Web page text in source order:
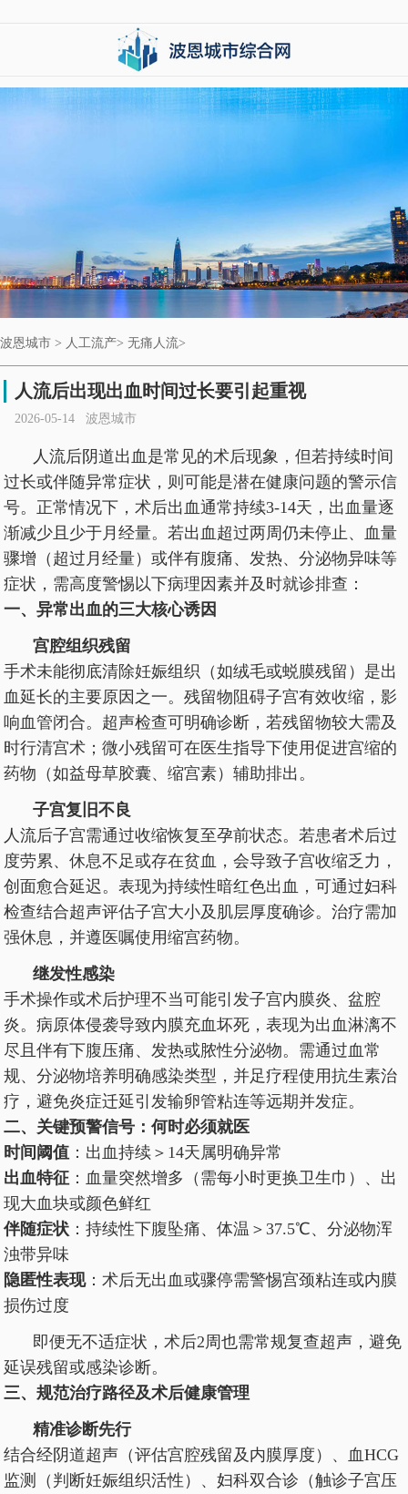
波恩城市 > 人工流产> 无痛人流>
人流后出现出血时间过长要引起重视
2026-05-14 波恩城市
人流后阴道出血是常见的术后现象，但若持续时间
过长或伴随异常症状，则可能是潜在健康问题的警示信
号。正常情况下，术后出血通常持续3-14天，出血量逐
渐减少且少于月经量。若出血超过两周仍未停止、血量
骤增（超过月经量）或伴有腹痛、发热、分泌物异味等
症状，需高度警惕以下病理因素并及时就诊排查：
一、异常出血的三大核心诱因
宫腔组织残留
手术未能彻底清除妊娠组织（如绒毛或蜕膜残留）是出
血延长的主要原因之一。残留物阻碍子宫有效收缩，影
响血管闭合。超声检查可明确诊断，若残留物较大需及
时行清宫术；微小残留可在医生指导下使用促进宫缩的
药物（如益母草胶囊、缩宫素）辅助排出。
子宫复旧不良
人流后子宫需通过收缩恢复至孕前状态。若患者术后过
度劳累、休息不足或存在贫血，会导致子宫收缩乏力，
创面愈合延迟。表现为持续性暗红色出血，可通过妇科
检查结合超声评估子宫大小及肌层厚度确诊。治疗需加
强休息，并遵医嘱使用缩宫药物。
继发性感染
手术操作或术后护理不当可能引发子宫内膜炎、盆腔
炎。病原体侵袭导致内膜充血坏死，表现为出血淋漓不
尽且伴有下腹压痛、发热或脓性分泌物。需通过血常
规、分泌物培养明确感染类型，并足疗程使用抗生素治
疗，避免炎症迁延引发输卵管粘连等远期并发症。
二、关键预警信号：何时必须就医
时间阈值 ：出血持续＞14天属明确异常
出血特征 ：血量突然增多（需每小时更换卫生巾）、出
现大血块或颜色鲜红
伴随症状 ：持续性下腹坠痛、体温＞37.5℃、分泌物浑
浊带异味
隐匿性表现：术后无出血或骤停需警惕宫颈粘连或内膜
损伤过度
即便无不适症状，术后2周也需常规复查超声，避免
延误残留或感染诊断。
三、规范治疗路径及术后健康管理
精准诊断先行
结合经阴道超声（评估宫腔残留及内膜厚度）、血HCG
监测（判断妊娠组织活性）、妇科双合诊（触诊子宫压